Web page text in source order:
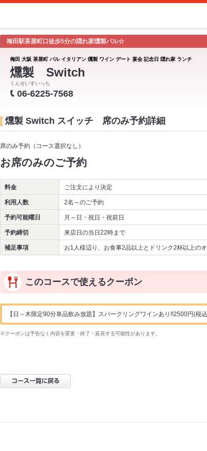
梅田駅茶屋町口徒歩5分の隠れ家燻製バル☆
梅田 大阪 茶屋町 バル イタリアン 燻製 ワイン デート 宴会 記念日 隠れ家 ランチ
燻製 Switch
くんせいすいっち
06-6225-7568
燻製 Switch スイッチ 席のみ予約詳細
席のみ予約（コース選択なし）
お席のみのご予約
料金 ご注文により決定
利用人数 2名～のご予約
予約可能曜日 月～日・祝日・祝前日
予約締切 来店日の当日22時まで
補足事項 お1人様辺り、お食事2品以上とドリンク2杯以上の
このコースで使えるクーポン
【日～木限定90分単品飲み放題】スパークリングワインあり!!2500円(税
※クーポンは予告なく内容を変更・終了・延長する可能性があります。